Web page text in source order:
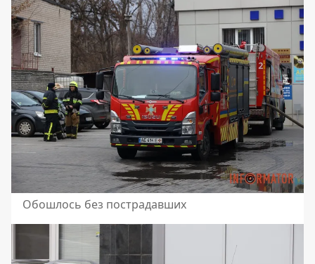
Обошлось без пострадавших